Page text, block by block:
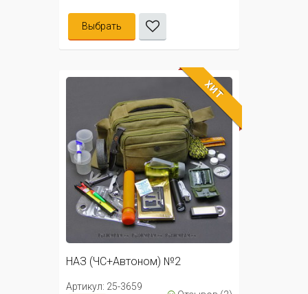
Выбрать
ХИТ
НАЗ (ЧС+Автоном) №2
Артикул: 25-3659